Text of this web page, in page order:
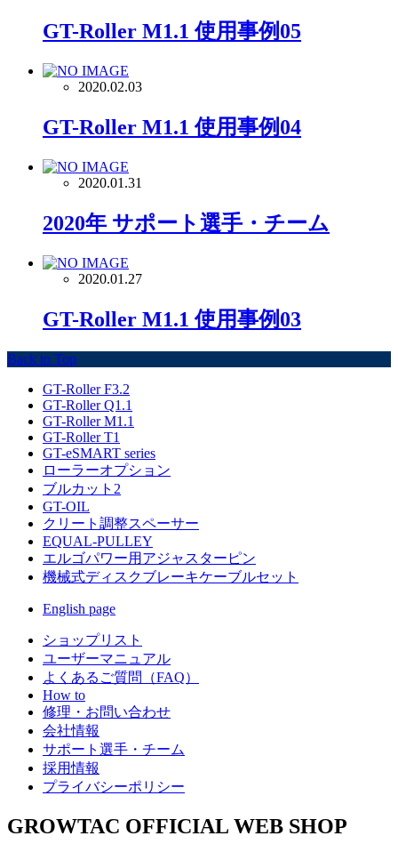
GT-Roller M1.1 使用事例05
2020.02.03
GT-Roller M1.1 使用事例04
2020.01.31
2020年 サポート選手・チーム
2020.01.27
GT-Roller M1.1 使用事例03
Back to Top
GT-Roller F3.2
GT-Roller Q1.1
GT-Roller M1.1
GT-Roller T1
GT-eSMART series
ローラーオプション
ブルカット2
GT-OIL
クリート調整スペーサー
EQUAL-PULLEY
エルゴパワー用アジャスターピン
機械式ディスクブレーキケーブルセット
English page
ショップリスト
ユーザーマニュアル
よくあるご質問（FAQ）
How to
修理・お問い合わせ
会社情報
サポート選手・チーム
採用情報
プライバシーポリシー
GROWTAC OFFICIAL WEB SHOP